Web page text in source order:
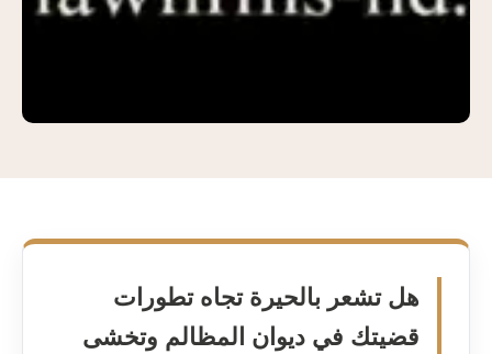
هل تشعر بالحيرة تجاه تطورات
قضيتك في ديوان المظالم وتخشى